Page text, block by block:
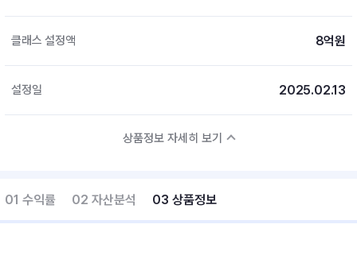
클래스 설정액 8억원
설정일 2025.02.13
상품정보 자세히 보기
01 수익률 02 자산분석 03 상품정보